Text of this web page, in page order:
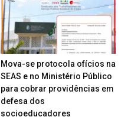
Mova-se protocola ofícios na
SEAS e no Ministério Público
para cobrar providências em
defesa dos
socioeducadores